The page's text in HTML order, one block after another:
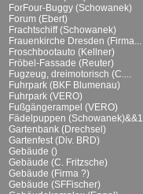
ForFour-Buggy (Schowanek)
Forum (Ebert)
Frachtschiff (Schowanek)
Frauenkirche Dresden (Firma...
Froschbootauto (Kellner)
Fröbel-Fassade (Reuter)
Fugzeug, dreimotorisch (C....
Fuhrpark (BKF Blumenau)
Fuhrpark (VERO)
Fußgängerampel (VERO)
Fädelpuppen (Schowanek)&&1
Gartenbank (Drechsel)
Gartenfest (Div. BRD)
Gebäude ()
Gebäude (C. Fritzsche)
Gebäude (Firma ?)
Gebäude (SFFischer)